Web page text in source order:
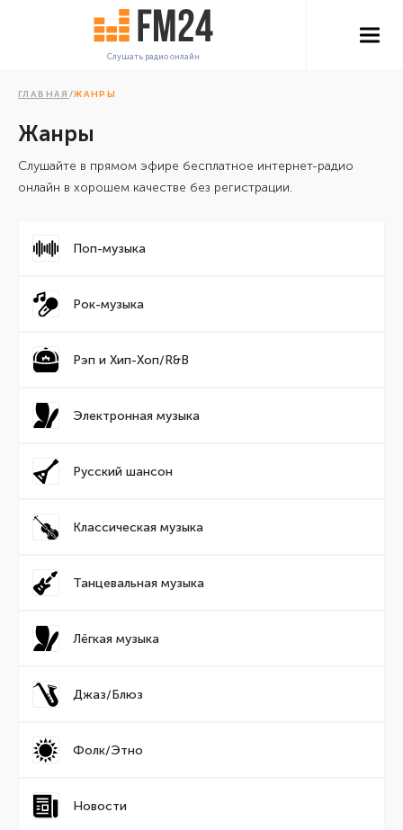
Слушать радио онлайн
ГЛАВНАЯ /ЖАНРЫ
Жанры
Слушайте в прямом эфире бесплатное интернет-радио
онлайн в хорошем качестве без регистрации.
Поп-музыка
Рок-музыка
Рэп и Хип-Хоп/R&B
Электронная музыка
Русский шансон
Классическая музыка
Танцевальная музыка
Лёгкая музыка
Джаз/Блюз
Фолк/Этно
Новости